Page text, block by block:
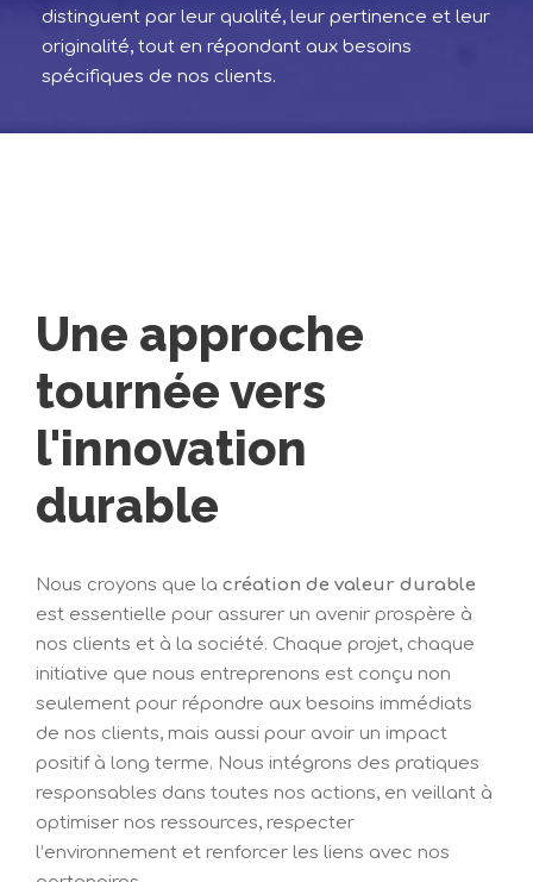
distinguent par leur qualité, leur pertinence et leur
originalité, tout en répondant aux besoins
spécifiques de nos clients.
Une approche
tournée vers
l'innovation
durable
Nous croyons que la création de valeur durable
est essentielle pour assurer un avenir prospère à
nos clients et à la société. Chaque projet, chaque
initiative que nous entreprenons est conçu non
seulement pour répondre aux besoins immédiats
de nos clients, mais aussi pour avoir un impact
positif à long terme. Nous intégrons des pratiques
responsables dans toutes nos actions, en veillant à
optimiser nos ressources, respecter
l’environnement et renforcer les liens avec nos